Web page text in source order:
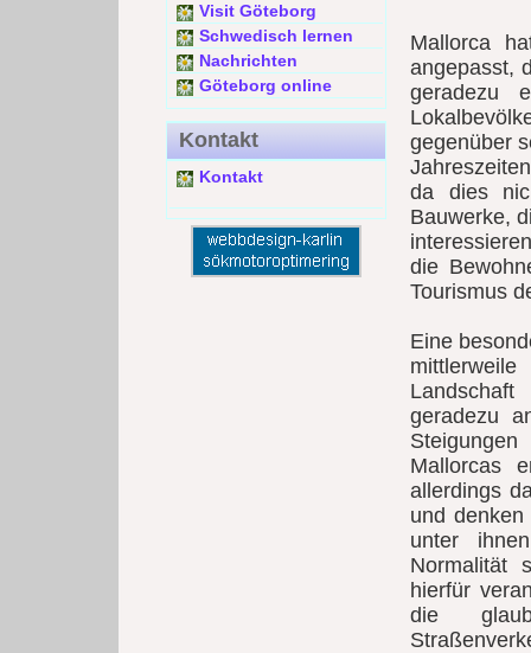
Visit Göteborg
Schwedisch lernen
Nachrichten
Göteborg online
Kontakt
Kontakt
Mallorca
angepasst,
geradezu
gegenüber
da dies
Bauwerke,
die
Tourismus
Eine
geradezu
Mallorcas
allerdings
und
unter
Normalität
hierfür
die